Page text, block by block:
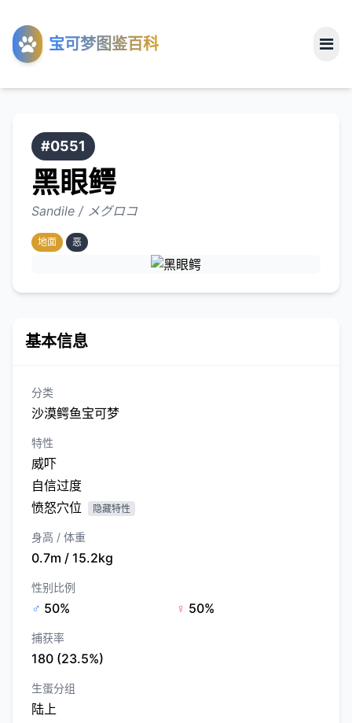
宝可梦图鉴百科
工具
关于
#0551
黑眼鳄
Sandile / メグロコ
地面 恶
基本信息
分类
沙漠鳄鱼宝可梦
特性
威吓
自信过度
愤怒穴位
隐藏特性
身高 / 体重
0.7m / 15.2kg
性别比例
♂ 50% ♀ 50%
捕获率
180 (23.5%)
生蛋分组
陆上